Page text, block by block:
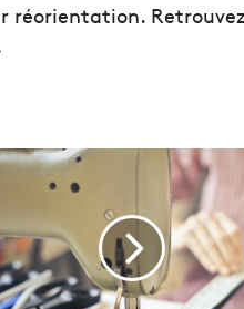
réorientation.